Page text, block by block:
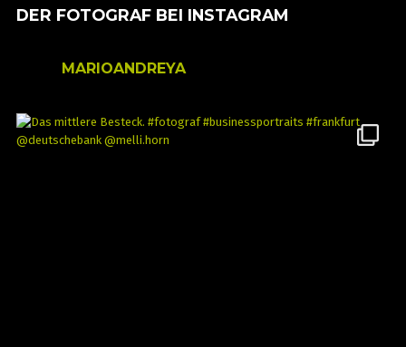
DER FOTOGRAF BEI INSTAGRAM
MARIOANDREYA